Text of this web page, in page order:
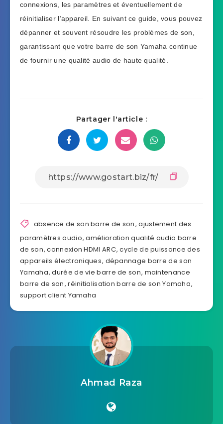
connexions, les paramètres et éventuellement de
réinitialiser l’appareil. En suivant ce guide, vous pouvez
dépanner et souvent résoudre les problèmes de son,
garantissant que votre barre de son Yamaha continue
de fournir une qualité audio de haute qualité.
Partager l'article :
absence de son barre de son,ajustement des
paramètres audio,amélioration qualité audio barre
de son,connexion HDMI ARC,cycle de puissance des
appareils électroniques, dépannage barre de son
Yamaha,durée de vie barre de son, maintenance
barre de son,réinitialisation barre de son Yamaha,
support client Yamaha
Ahmad Raza